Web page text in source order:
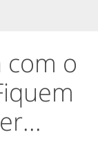
com o